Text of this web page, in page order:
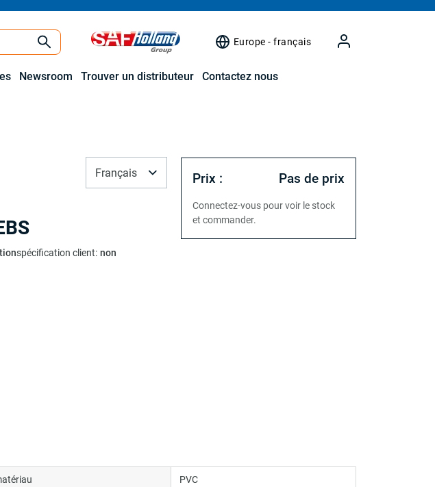
Europe - français
Newsroom Trouver un distributeur Contactez nous
spécification client: non
Français Prix : Pas de prix
Connectez-vous pour voir le stock
et commander.
PVC